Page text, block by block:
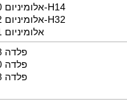
אלומיניום 1100-H14
אלומיניום 5052-H32
אלומיניום 6061
פלדה 1008
פלדה 1010
פלדה 1018